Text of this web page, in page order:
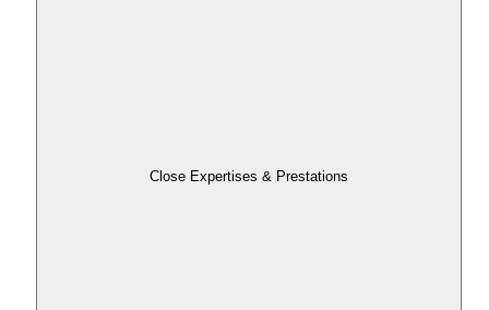
Close Expertises & Prestations